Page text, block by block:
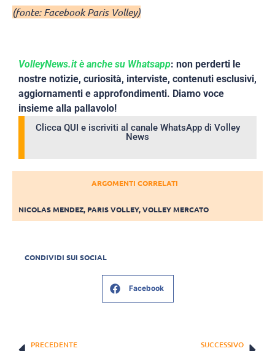
(fonte: Facebook Paris Volley)
VolleyNews.it è anche su Whatsapp: non perderti le
nostre notizie, curiosità, interviste, contenuti esclusivi,
aggiornamenti e approfondimenti. Diamo voce
insieme alla pallavolo!
Clicca QUI e iscriviti al canale WhatsApp di Volley
News
ARGOMENTI CORRELATI
NICOLAS MENDEZ, PARIS VOLLEY,VOLLEY MERCATO
CONDIVIDI SUI SOCIAL
Facebook
PRECEDENTE SUCCESSIVO